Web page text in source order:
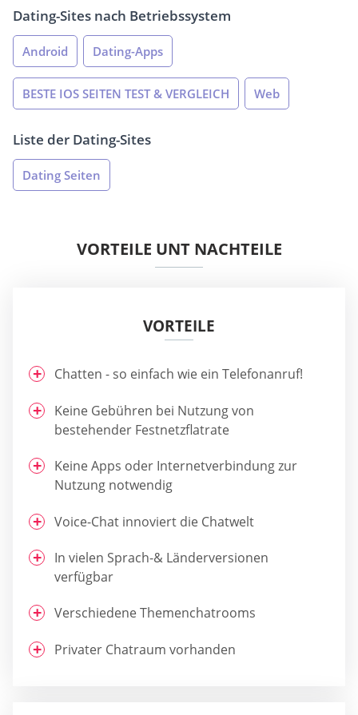
Dating-Sites nach Betriebssystem
Android Dating-Apps
BESTE IOS SEITEN TEST & VERGLEICH Web
Liste der Dating-Sites
Dating Seiten
VORTEILE UNT NACHTEILE
VORTEILE
Chatten - so einfach wie ein Telefonanruf!
Keine Gebühren bei Nutzung von
bestehender Festnetzflatrate
Keine Apps oder Internetverbindung zur
Nutzung notwendig
Voice-Chat innoviert die Chatwelt
In vielen Sprach-& Länderversionen
verfügbar
Verschiedene Themenchatrooms
Privater Chatraum vorhanden